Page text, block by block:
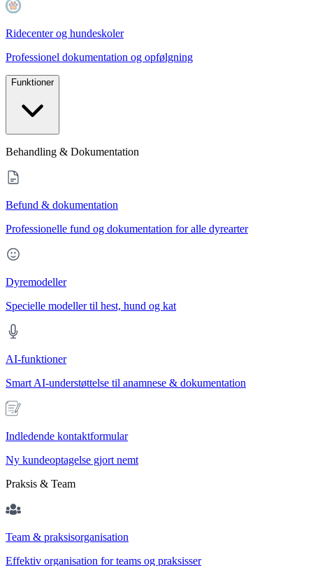
Ridecenter og hundeskoler
Professionel dokumentation og opfølgning
Funktioner
Behandling & Dokumentation
Befund & dokumentation
Professionelle fund og dokumentation for alle dyrearter
Dyremodeller
Specielle modeller til hest, hund og kat
AI-funktioner
Smart AI-understøttelse til anamnese & dokumentation
Indledende kontaktformular
Ny kundeoptagelse gjort nemt
Praksis & Team
Team & praksisorganisation
Effektiv organisation for teams og praksisser